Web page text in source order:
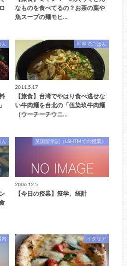
なものを食べてるの？お茶の葉や
魚スープの麺モヒ…
世界でごはん
2011.5.17
【旅食】台湾でやはり食べ逃せな
い牛肉麺を台北の「伍染玖牛肉麺
（ウーチーチウニ…
英国留学記（LSHTMでの授業）
2006.12.5
【今日の授業】疫学、統計
内 イタリア